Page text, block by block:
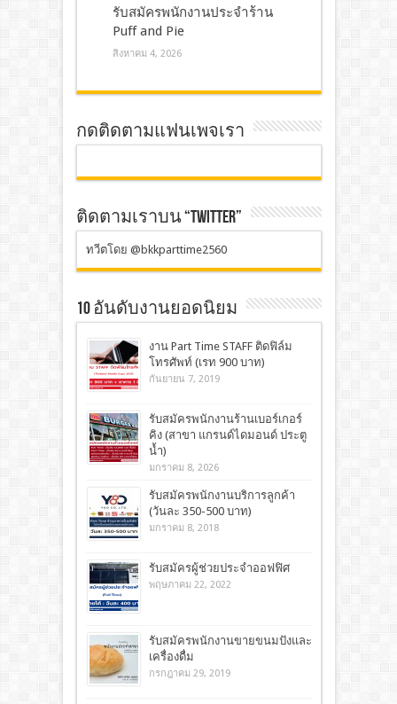
รับสมัครพนักงานประจำร้าน
Puff and Pie
สิงหาคม 4, 2026
กดติดตามแฟนเพจเรา
ติดตามเราบน “TWITTER”
ทวีตโดย @bkkparttime2560
10 อันดับงานยอดนิยม
งาน Part Time STAFF ติดฟิล์ม
โทรศัพท์ (เรท 900 บาท)
กันยายน 7, 2019
รับสมัครพนักงานร้านเบอร์เกอร์
คิง (สาขา แกรนด์ไดมอนด์ ประตู
น้ำ)
มกราคม 8, 2026
รับสมัครพนักงานบริการลูกค้า
(วันละ 350-500 บาท)
มกราคม 8, 2018
รับสมัครผู้ช่วยประจำออฟฟิศ
พฤษภาคม 22, 2022
รับสมัครพนักงานขายขนมปังและ
เครื่องดื่ม
กรกฎาคม 29, 2019